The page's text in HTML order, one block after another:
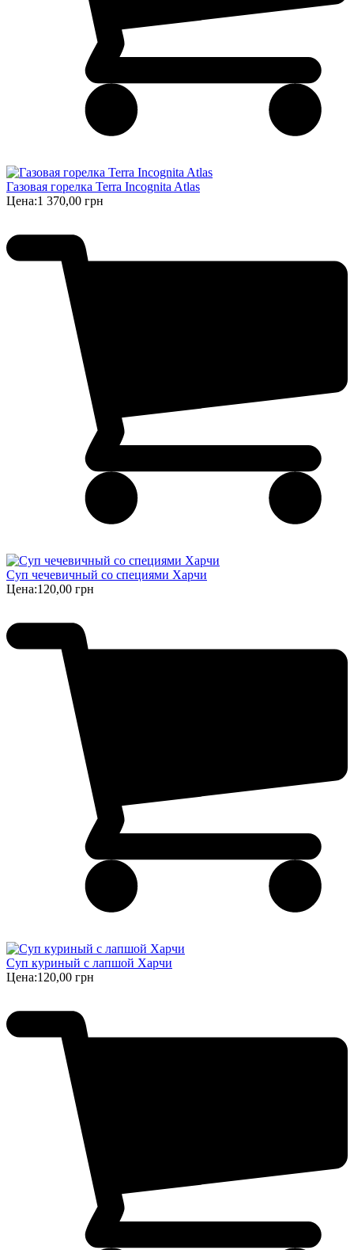
Газовая горелка Terra Incognita Atlas
Цена:1 370,00 грн
Суп чечевичный со специями Харчи
Цена:120,00 грн
Суп куриный с лапшой Харчи
Цена:120,00 грн